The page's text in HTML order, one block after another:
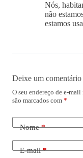
Nós,
não
estamos
Deixe um comentário
O seu endereço de e-
são marcados com *
Nome*
E-mail*